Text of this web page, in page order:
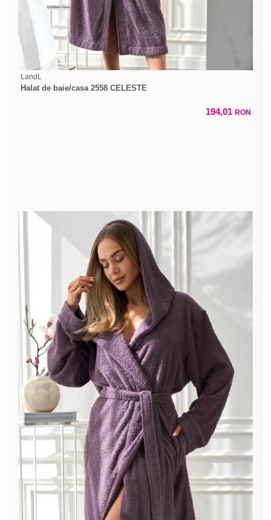
LandL
Halat de baie/casa 2558 CELESTE
194,01 RON